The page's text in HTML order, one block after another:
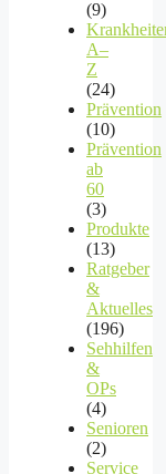
(9)
A–
Z
(24)
Prävention
(10)
Prävention
ab
60
(3)
Produkte
(13)
Ratgeber
&
Aktuelles
(196)
Sehhilfen
&
OPs
(4)
Senioren
(2)
Service